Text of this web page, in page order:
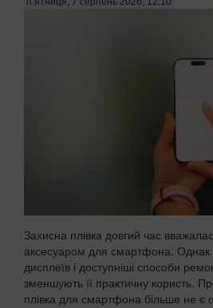
Захисна плівка довгий час
аксесуаром для смартфона. Однак
дисплеїв і доступніші способи
зменшують її практичну користь.
плівка для смартфона більше не є